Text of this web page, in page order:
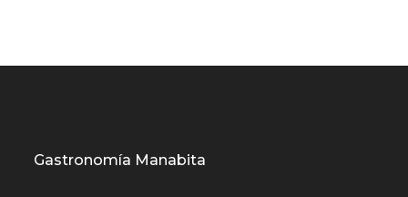
Gastronomía Manabita